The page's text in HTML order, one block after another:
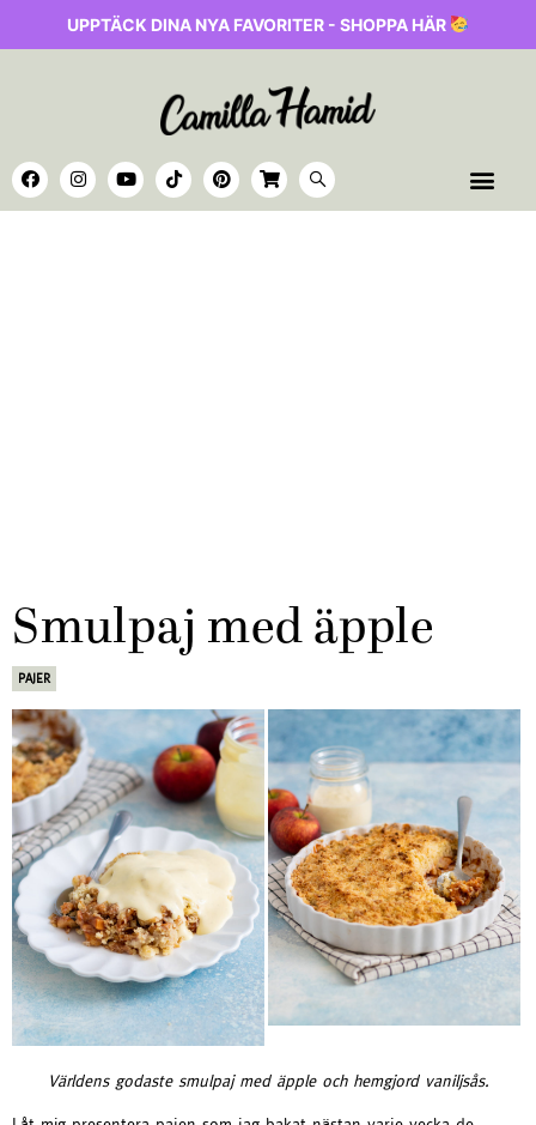
UPPTÄCK DINA NYA FAVORITER - SHOPPA HÄR
Smulpaj med äpple
PAJER
Världens godaste smulpaj med äpple och hemgjord vaniljsås.